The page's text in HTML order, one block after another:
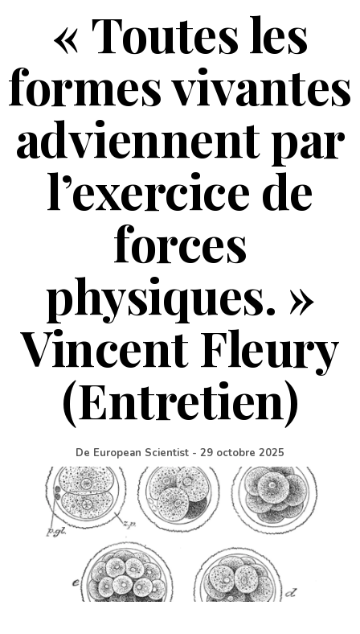
« Toutes les
formes vivantes
adviennent par
l’exercice de
forces
physiques. »
Vincent Fleury
(Entretien)
De European Scientist - 29 octobre 2025